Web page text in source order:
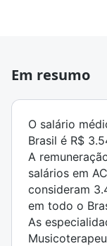
Em resumo
O salário
Brasil é R$
A
salários em
consideram
em todo o
As